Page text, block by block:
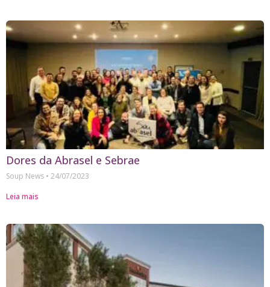
Dores da Abrasel e Sebrae
Soup News
24/07/2023
Leia mais